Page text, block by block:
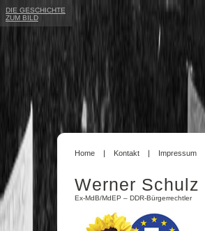
Home Kontakt Impressum
Werner Schulz
Ex-MdB/MdEP – DDR-Bürgerrechtler
DIE GESCHICHTE
ZUM BILD